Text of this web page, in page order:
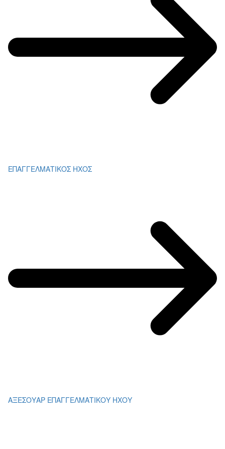
ΕΠΑΓΓΕΛΜΑΤΙΚΟΣ ΗΧΟΣ
ΑΞΕΣΟΥΑΡ ΕΠΑΓΓΕΛΜΑΤΙΚΟΥ ΗΧΟΥ